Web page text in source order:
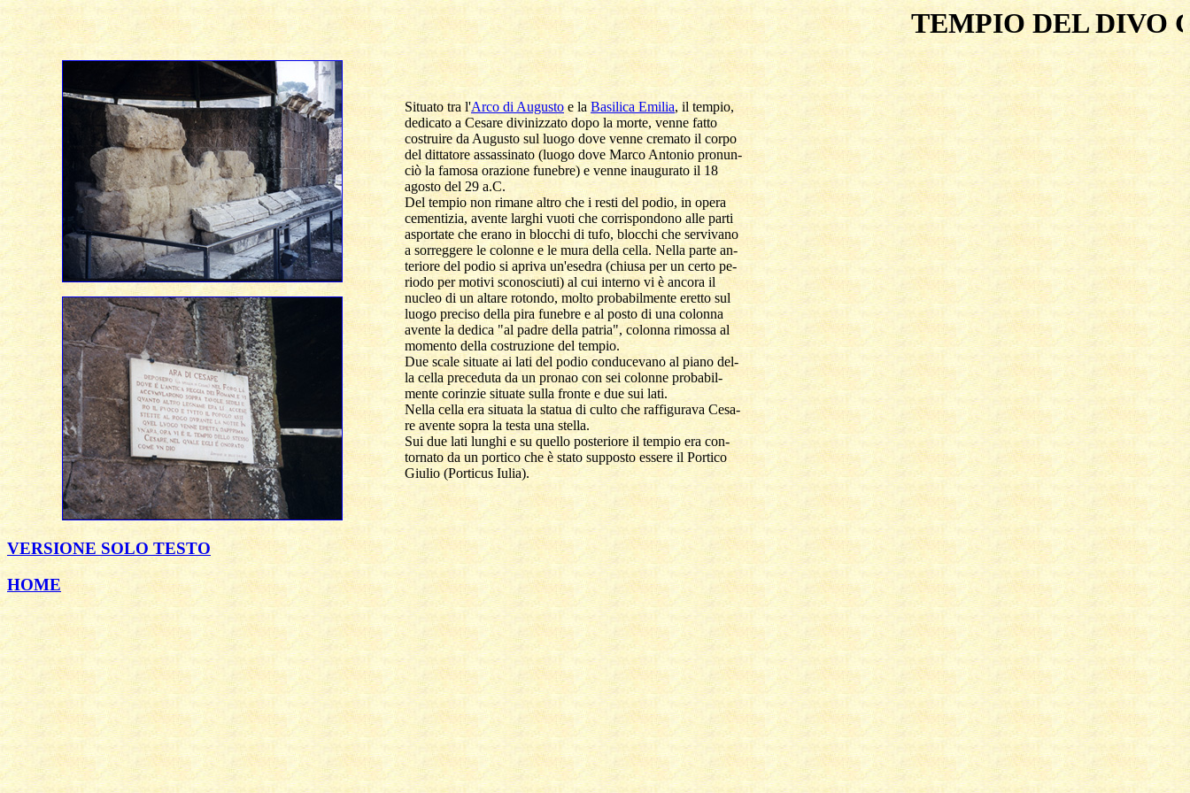
TEMPIO DEL DIVO
  Situato tra l'
Arco di Augusto e la Basilica Emilia, il tempio,
  dedicato a Cesare divinizzato dopo la morte, venne fatto
  costruire da Augusto sul luogo dove venne cremato il corpo
  del dittatore assassinato (luogo dove Marco Antonio pronun-
  ciò la famosa orazione funebre) e venne inaugurato il 18
  agosto del 29 a.C.
  Del tempio non rimane altro che i resti del podio, in opera
  cementizia, avente larghi vuoti che corrispondono alle parti
  asportate che erano in blocchi di tufo, blocchi che servivano
  a sorreggere le colonne e le mura della cella. Nella parte an-
  teriore del podio si apriva un'esedra (chiusa per un certo pe-
  riodo per motivi sconosciuti) al cui interno vi è ancora il
  nucleo di un altare rotondo, molto probabilmente eretto sul
  luogo preciso della pira funebre e al posto di una colonna
  avente la dedica "al padre della patria", colonna rimossa al
  momento della costruzione del tempio.
  Due scale situate ai lati del podio conducevano al piano del-
  la cella preceduta da un pronao con sei colonne probabil-
  mente corinzie situate sulla fronte e due sui lati.
  Nella cella era situata la statua di culto che raffigurava Cesa-
  re avente sopra la testa una stella.
  Sui due lati lunghi e su quello posteriore il tempio era con-
  tornato da un portico che è stato supposto essere il Portico
  Giulio (Porticus Iulia).
VERSIONE SOLO TESTO
HOME